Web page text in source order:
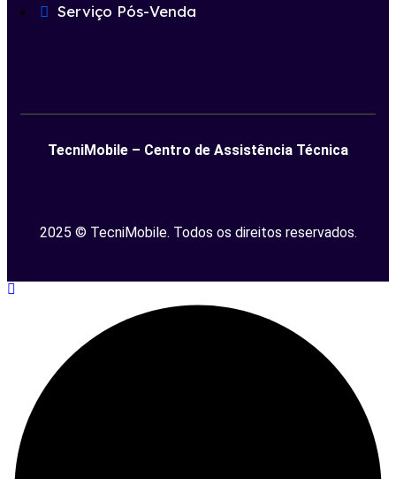
Serviço Pós-Venda
TecniMobile – Centro de Assistência Técnica
2025 © TecniMobile. Todos os direitos reservados.